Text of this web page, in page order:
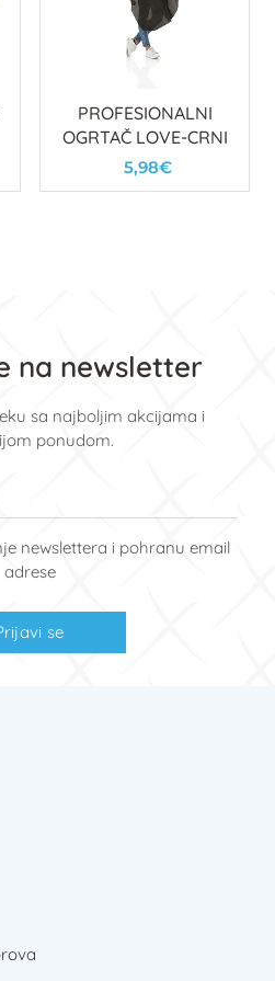
PROFESIONALNI
OGRTAČ LOVE-CRNI
5,98€
na newsletter
sa najboljim akcijama i
ponudom.
newslettera i pohranu email
adrese
se